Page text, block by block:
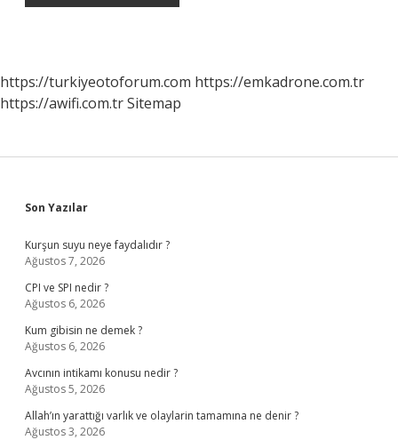
https://turkiyeotoforum.com https://emkadrone.com.tr
https://awifi.com.trSitemap
Sidebar
Son Yazılar
Kurşun suyu neye faydalıdır ?
Ağustos 7, 2026
CPI ve SPI nedir ?
Ağustos 6, 2026
Kum gibisin ne demek ?
Ağustos 6, 2026
Avcının intikamı konusu nedir ?
Ağustos 5, 2026
Allah’ın yarattığı varlık ve olaylarin tamamına ne denir ?
Ağustos 3, 2026